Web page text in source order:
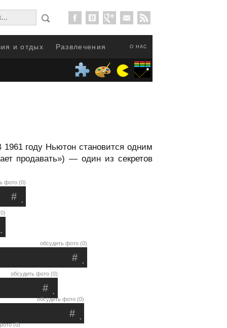
О НАС
и отдых Развлечения
году Ньютон становится одним
продавать») — один из секретов
фото (0)
.
#
.
обсудить фото (0)
.
#
обсудить фото (0)
.
#
обсудить фото (0)
.
#
(0)